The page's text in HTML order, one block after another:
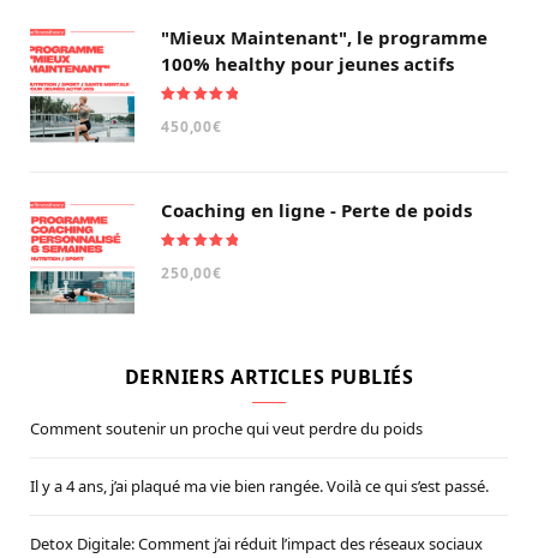
"Mieux Maintenant", le programme
100% healthy pour jeunes actifs
sur 5
450,00€
Coaching en ligne - Perte de poids
sur 5
250,00€
DERNIERS ARTICLES PUBLIÉS
Comment soutenir un proche qui veut perdre du poids
Il y a 4 ans, j’ai plaqué ma vie bien rangée. Voilà ce qui s’est passé.
Detox Digitale: Comment j’ai réduit l’impact des réseaux sociaux